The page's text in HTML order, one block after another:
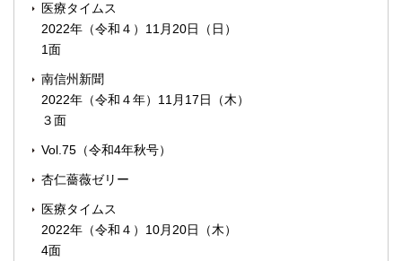
医療タイムス
2022年（令和４）11月20日（日）
1面
南信州新聞
2022年（令和４年）11月17日（木）
３面
Vol.75（令和4年秋号）
杏仁薔薇ゼリー
医療タイムス
2022年（令和４）10月20日（木）
4面